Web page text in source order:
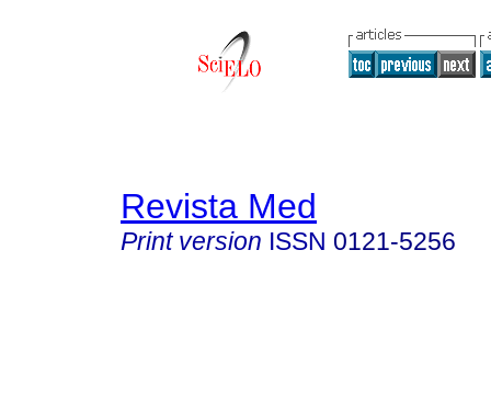
Revista Med
Print version ISSN 0121-5256